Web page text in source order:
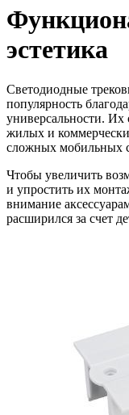
эстетика
Светодиодные
популярность
универсальности.
жилых и
сложных мобильных
Чтобы увеличить
и упростить их
внимание
расширился за счет